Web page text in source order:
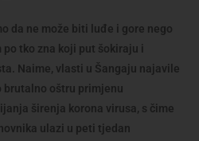
da ne može biti luđe i gore nego
tko zna koji put šokiraju i
Naime, vlasti u Šangaju najavile
brutalno oštru primjenu
širenja korona virusa, s čime
ulazi u peti tjedan